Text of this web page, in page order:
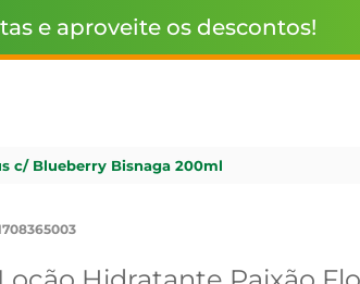
e aproveite os descontos!
c/ Blueberry Bisnaga 200ml